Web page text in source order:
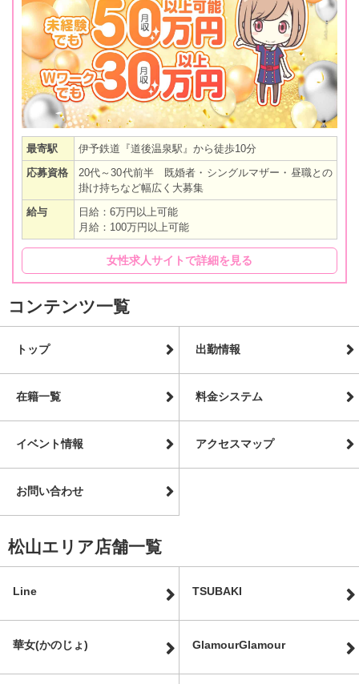
最寄駅
伊予鉄道『道後温泉駅』から徒歩10分
応募資格
20代～30代前半 既婚者・シングルマザー・昼職との
掛け持ちなど幅広く大募集
給与
日給：6万円以上可能
月給：100万円以上可能
女性求人サイトで詳細を見る
コンテンツ一覧
トップ 出勤情報
在籍一覧 料金システム
イベント情報 アクセスマップ
お問い合わせ
松山エリア店舗一覧
Line TSUBAKI
華女(かのじょ) GlamourGlamour